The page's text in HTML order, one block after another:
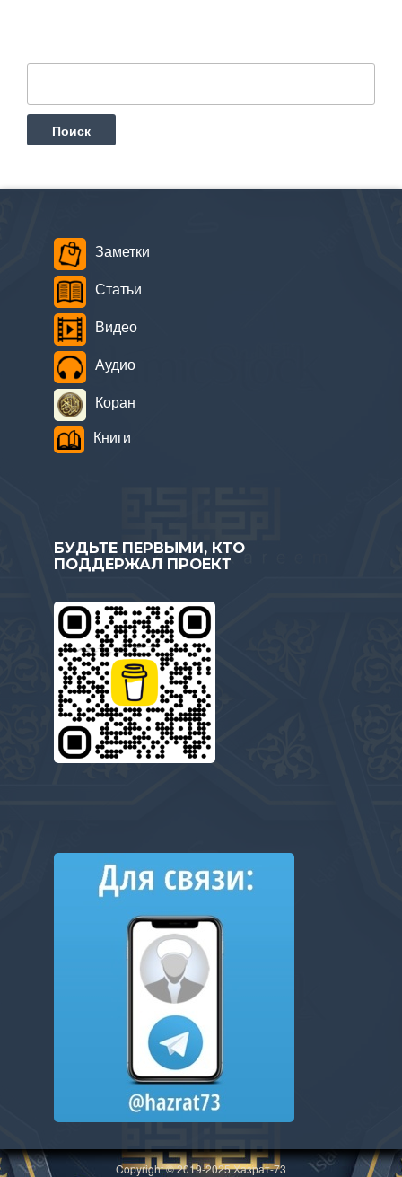
Заметки
Статьи
Видео
Аудио
Коран
Книги
БУДЬТЕ ПЕРВЫМИ, КТО
ПОДДЕРЖАЛ ПРОЕКТ
Copyright © 2019-2025 Хазрат-73